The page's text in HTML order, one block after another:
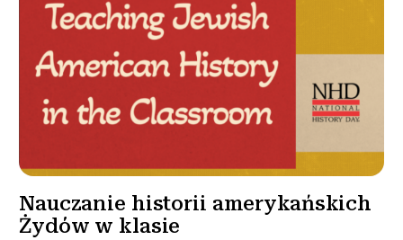
Nauczanie historii amerykańskich
Żydów w klasie